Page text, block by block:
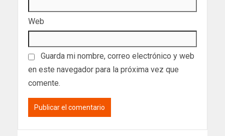
Web
Guarda mi nombre, correo electrónico y web
en este navegador para la próxima vez que
comente.